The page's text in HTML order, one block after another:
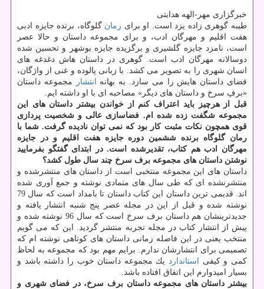
خبرگزاری مهر-الهه هدایتی
طیبه گوهری زاده یزد است. او برای رمان گلوگاه، برنده جایزه ادبی
هفت اقلیم و مهرگان ادب، و برای مجموعه داستان و حالا عصر
است، نامزد جایزه گلشیری و برگزیده جایزه بوشهر و تحسین شده
دوسالانه مهرگان ادب است. گوهری در داستان هاش دغدغه های
انسان شهری را به تصویر می كشد. با زبانی پالوده و غنی از واژگان،
فضای داستان هایش را می سازد. به بهانه
انتشار
مجموعه داستان
«برفِ سرخ و داستان های دیگر» مصاحبه ای با او داشته ایم.
قبل از هرچیز باید اعتراف كنم از خواندن بیشتر داستان های این
مجموعه شگفت زده شده ام. فضاسازی عالی و شخصیت پردازی
قوی همچون نكات مثبت كار بود كه نمی توان نادیده گرفت. شما با
رمان گلوگاه برنده ششمین دوره جایزه هفت اقلیم و در جایزه
مهرگان ادب هم كتاب، تقدیرشده است. در ابتدای گفتگو بفرمایید
نوشتن داستان های مجموعه برف سرخ چند سال طول كشد؟
داستان های این مجموعه منتخبی است از داستان های منتشرشده و
منتشرنشده ای كه طی سال های متمادی نوشته و جمع آوری شده
اند. قدیمی ترین داستان این كتاب داستان تا بامداد است كه سال 79
نوشته شده و قبل از این در مجله عصر پنج شنبه انتشار یافته و
جدیدترینشان هم داستان برف سرخ است كه سال 96 نوشته شده و
پیش از انتشار كتاب در مجله تجربه منتشر گردید. این كه می گویم
منتخب یعنی در این فاصله زمانی داستان های كوتاهی نوشته ام كه
تصمیمی برای انتشارشان ندارم. برایم مهم بود كه مجموعه به لحاظ
كمی و كیفی
استاندارد یك مجموعه داستان خوب را داشته باشد و
بسیار امیدوارم این اتفاق افتاده باشد.
بیشتر داستان های مجموعه داستان برف سرخ، در فضای شهری و